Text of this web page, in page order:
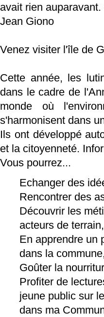
avait rien auparavant.
Jean Giono
Venez visiter l'île de
Cette année, les
dans le cadre de
monde où
s'harmonisent dans
Ils ont développé
et la citoyenneté.
Vous pourrez...
Echanger des
Rencontrer des
Découvrir les
acteurs de terrain,
En apprendre un
dans la
Goûter la
Profiter de
jeune public sur
dans ma